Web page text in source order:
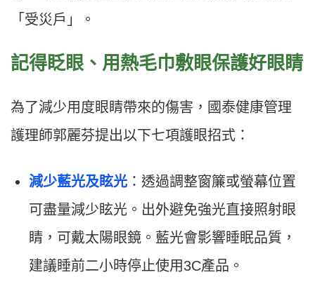
「受災戶」。
記得眨眼、用熱毛巾敷眼保護好眼睛
為了減少用度眼睛帶來的傷害，國泰健康管理
護理師郭麗芬提出以下七項護眼招式：
減少藍光及眩光 ：透過調整窗簾或螢幕位置
可盡量減少眩光。出外避免強光直接照射眼
睛，可戴太陽眼鏡。藍光會影響睡眠品質，
建議睡前二小時停止使用3C產品。